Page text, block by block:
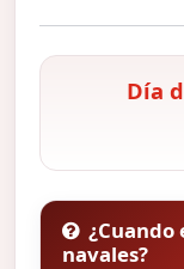
Día
¿Cuando
navales?